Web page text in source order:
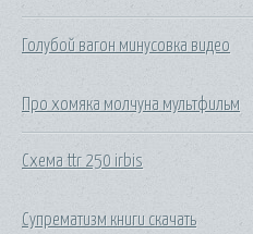
Голубой вагон минусовка видео
Про хомяка молчуна мультфильм
Схема ttr 250 irbis
Супрематизм книги скачать